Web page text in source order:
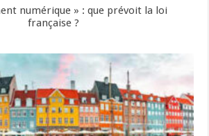
numérique » : que prévoit la loi
française ?